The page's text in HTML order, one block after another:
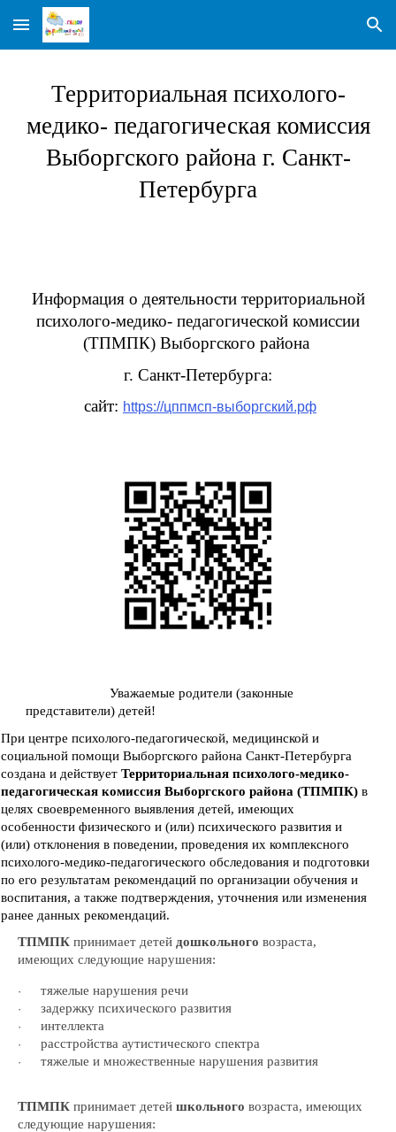
Skip to main content Skip to navigation
Территориальная психолого-
медико- педагогическая комиссия
Выборгского района г. Санкт-
Петербурга
Информация о деятельности территориальной
психолого-медико- педагогической комиссии
(ТПМПК) Выборгского района
г. Санкт-Петербурга:
сайт: https://цппмсп-выборгский.рф
Уважаемые родители (законные
представители) детей!
При центре психолого-педагогической, медицинской и
социальной помощи Выборгского района Санкт-Петербурга
создана и действуетТерриториальная психолого-медико-
педагогическая комиссия Выборгского района (ТПМПК) в
целях своевременного выявления детей, имеющих
особенности физического и (или) психического развития и
(или) отклонения в поведении, проведения их комплексного
психолого-медико-педагогического обследования и подготовки
по его результатам рекомендаций по организации обучения и
воспитания, а также подтверждения, уточнения или изменения
ранее данных рекомендаций.
ТПМПК принимает детейдошкольного возраста,
имеющих следующие нарушения:
· тяжелые нарушения речи
· задержку психического развития
· интеллекта
· расстройства аутистического спектра
· тяжелые и множественные нарушения развития
ТПМПКпринимает детейшкольноговозраста, имеющих
следующие нарушения: